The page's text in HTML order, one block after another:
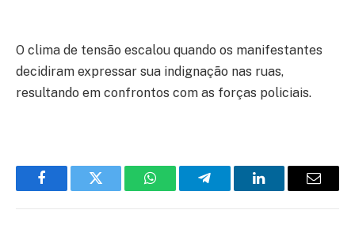
O clima de tensão escalou quando os manifestantes
decidiram expressar sua indignação nas ruas,
resultando em confrontos com as forças policiais.
FacebookTwitter WhatsAppTelegramLinkedInEmail